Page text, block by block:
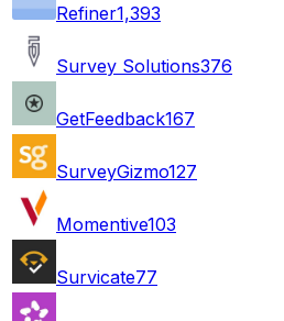
Refiner1,393
Survey Solutions376
GetFeedback167
SurveyGizmo127
Momentive103
Survicate77